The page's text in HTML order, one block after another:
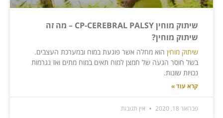
שיתוק מוחין CP-CEREBRAL PALSY – מה זה
שיתוק מוחין?
שיתוק מוחין הוא מחלה אשר פוגעת במוח ובמערכת העצבים.
בשל חוסר הגעה של חמצן למוח תאים במוח מתים ואז נגרמות
נכויות שונות.
קרא עוד »
פברואר 18, 2020 אין תגובות